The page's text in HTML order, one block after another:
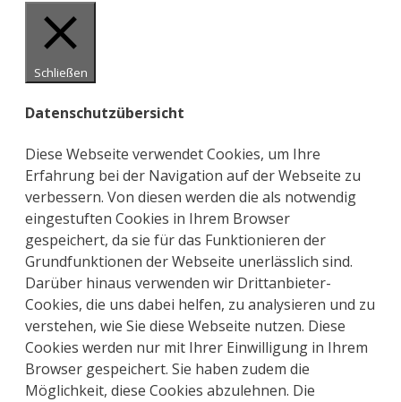
Schließen
Datenschutzübersicht
Diese Webseite verwendet Cookies, um Ihre
Erfahrung bei der Navigation auf der Webseite zu
verbessern. Von diesen werden die als notwendig
eingestuften Cookies in Ihrem Browser
gespeichert, da sie für das Funktionieren der
Grundfunktionen der Webseite unerlässlich sind.
Darüber hinaus verwenden wir Drittanbieter-
Cookies, die uns dabei helfen, zu analysieren und zu
verstehen, wie Sie diese Webseite nutzen. Diese
Cookies werden nur mit Ihrer Einwilligung in Ihrem
Browser gespeichert. Sie haben zudem die
Möglichkeit, diese Cookies abzulehnen. Die